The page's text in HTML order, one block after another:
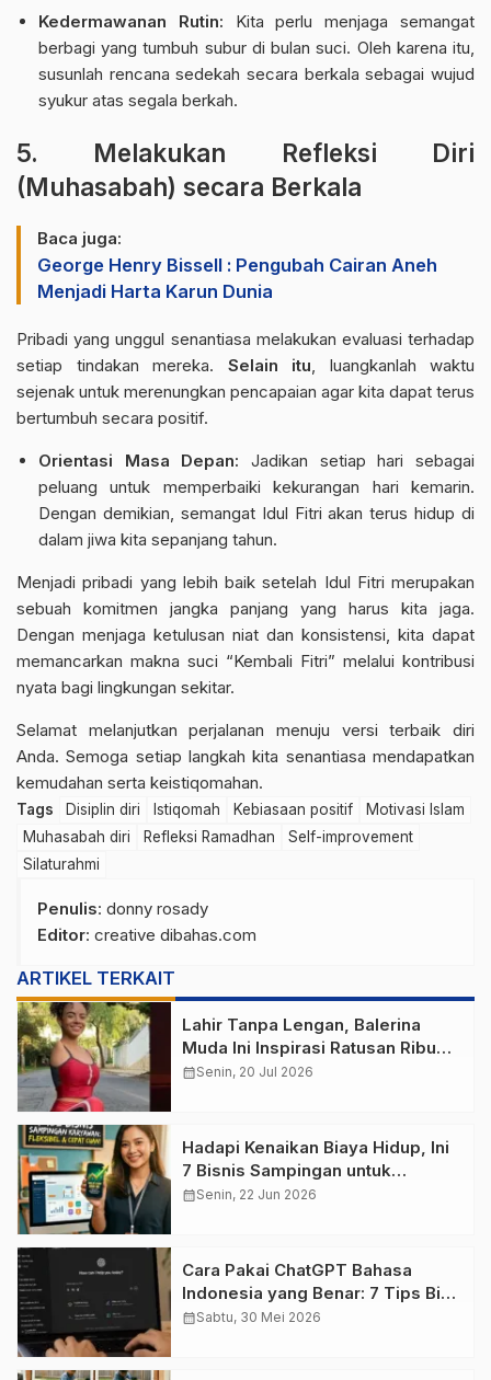
Kedermawanan Rutin: Kita perlu menjaga semangat
berbagi yang tumbuh subur di bulan suci. Oleh karena itu,
susunlah rencana sedekah secara berkala sebagai wujud
syukur atas segala berkah.
5. Melakukan Refleksi Diri
(Muhasabah) secara Berkala
Baca juga:
George Henry Bissell : Pengubah Cairan Aneh
Menjadi Harta Karun Dunia
Pribadi yang unggul senantiasa melakukan evaluasi terhadap
setiap tindakan mereka. Selain itu , luangkanlah waktu
sejenak untuk merenungkan pencapaian agar kita dapat terus
bertumbuh secara positif.
Orientasi Masa Depan: Jadikan setiap hari sebagai
peluang untuk memperbaiki kekurangan hari kemarin.
Dengan demikian, semangat Idul Fitri akan terus hidup di
dalam jiwa kita sepanjang tahun.
Menjadi pribadi yang lebih baik setelah Idul Fitri merupakan
sebuah komitmen jangka panjang yang harus kita jaga.
Dengan menjaga ketulusan niat dan konsistensi, kita dapat
memancarkan makna suci “Kembali Fitri” melalui kontribusi
nyata bagi lingkungan sekitar.
Selamat melanjutkan perjalanan menuju versi terbaik diri
Anda. Semoga setiap langkah kita senantiasa mendapatkan
kemudahan serta keistiqomahan.
Tags Disiplin diri Istiqomah Kebiasaan positif
Motivasi Islam
Muhasabah diri
Refleksi Ramadhan
Self-improvement
Silaturahmi
Penulis: donny rosady
Editor: creative dibahas.com
ARTIKEL TERKAIT
Lahir Tanpa Lengan, Balerina
Muda Ini Inspirasi Ratusan Ribu
Pengikutnya
calendar_monthSenin, 20 Jul 2026
Hadapi Kenaikan Biaya Hidup, Ini
7 Bisnis Sampingan untuk
Karyawan yang Waktunya Sempit
calendar_monthSenin, 22 Jun 2026
Cara Pakai ChatGPT Bahasa
Indonesia yang Benar: 7 Tips Biar
Hasilnya Nggak Zonk
calendar_monthSabtu, 30 Mei 2026